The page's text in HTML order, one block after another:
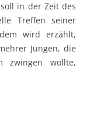
in der Zeit des
Treffen seiner
wird erzählt,
Jungen, die
zwingen wollte,